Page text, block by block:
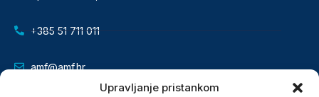
Upravljanje pristankom
+385 51 711 011
amf@amf.hr